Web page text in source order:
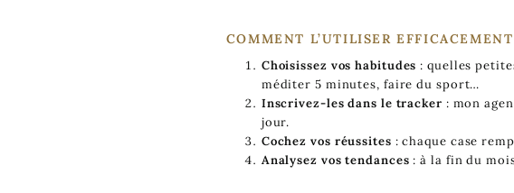
COMMENT L’UTILISER
Choisissez vos habitudes : quelles
méditer 5 minutes, faire du sport…
Inscrivez-les dans le tracker : mon
jour.
Cochez vos réussites : chaque case
Analysez vos tendances : à la fin du